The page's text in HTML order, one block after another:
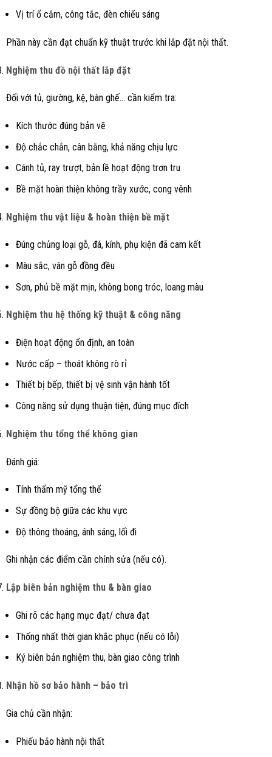
Vị trí ổ cắm, công tắc, đèn chiếu sáng
Phần này cần đạt chuẩn kỹ thuật trước khi lắp đặt nội thất.
Nghiệm thu đồ nội thất lắp đặt
Đối với tủ, giường, kệ, bàn ghế… cần kiểm tra:
Kích thước đúng bản vẽ
Độ chắc chắn, cân bằng, khả năng chịu lực
Cánh tủ, ray trượt, bản lề hoạt động trơn tru
Bề mặt hoàn thiện không trầy xước, cong vênh
Nghiệm thu vật liệu & hoàn thiện bề mặt
Đúng chủng loại gỗ, đá, kính, phụ kiện đã cam kết
Màu sắc, vân gỗ đồng đều
Sơn, phủ bề mặt mịn, không bong tróc, loang màu
Nghiệm thu hệ thống kỹ thuật & công năng
Điện hoạt động ổn định, an toàn
Nước cấp – thoát không rò rỉ
Thiết bị bếp, thiết bị vệ sinh vận hành tốt
Công năng sử dụng thuận tiện, đúng mục đích
Nghiệm thu tổng thể không gian
Đánh giá:
Tính thẩm mỹ tổng thể
Sự đồng bộ giữa các khu vực
Độ thông thoáng, ánh sáng, lối đi
Ghi nhận các điểm cần chỉnh sửa (nếu có).
Lập biên bản nghiệm thu & bàn giao
Ghi rõ các hạng mục đạt/ chưa đạt
Thống nhất thời gian khắc phục (nếu có lỗi)
Ký biên bản nghiệm thu, bàn giao công trình
Nhận hồ sơ bảo hành – bảo trì
Gia chủ cần nhận:
Phiếu bảo hành nội thất